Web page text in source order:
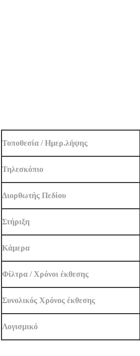
Τοποθεσία / Ημερ.λήψης
Τηλεσκόπιο
Διορθωτής Πεδίου
Στήριξη
Κάμερα
Φίλτρα / Χρόνοι έκθεσης
Συνολικός Χρόνος έκθεσης
Λογισμικό